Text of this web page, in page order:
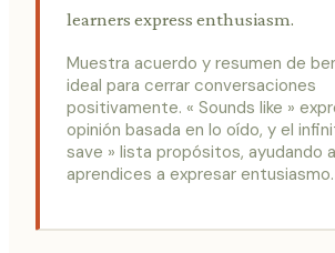
learners express enthusiasm.
Muestra acuerdo y resumen de
ideal para cerrar conversaciones
positivamente. « Sounds like »
opinión basada en lo oído, y el
save » lista propósitos, ayudando
aprendices a expresar entusiasmo.